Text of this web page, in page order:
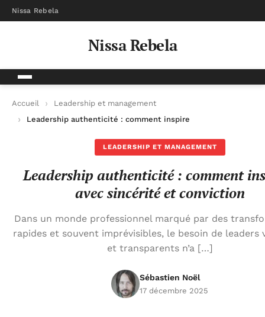
Nissa Rebela
Nissa Rebela
Accueil
Leadership et management
Leadership authenticité : comment inspirer avec sincérité et
LEADERSHIP ET MANAGEMENT
Leadership authenticité : comment
avec sincérité et conviction
Dans un monde professionnel marqué par des
rapides et souvent imprévisibles, le besoin de leaders
et transparents n’a […]
Sébastien Noël
17 décembre 2025